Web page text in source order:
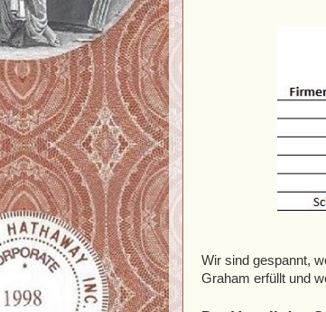
Wir sind gespannt,
Graham erfüllt und